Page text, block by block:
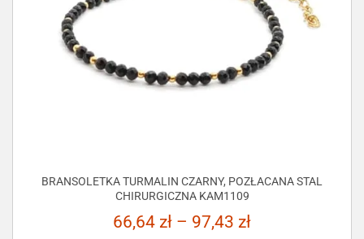
BRANSOLETKA TURMALIN CZARNY, POZŁACANA STAL
CHIRURGICZNA KAM1109
66,64 zł – 97,43 zł